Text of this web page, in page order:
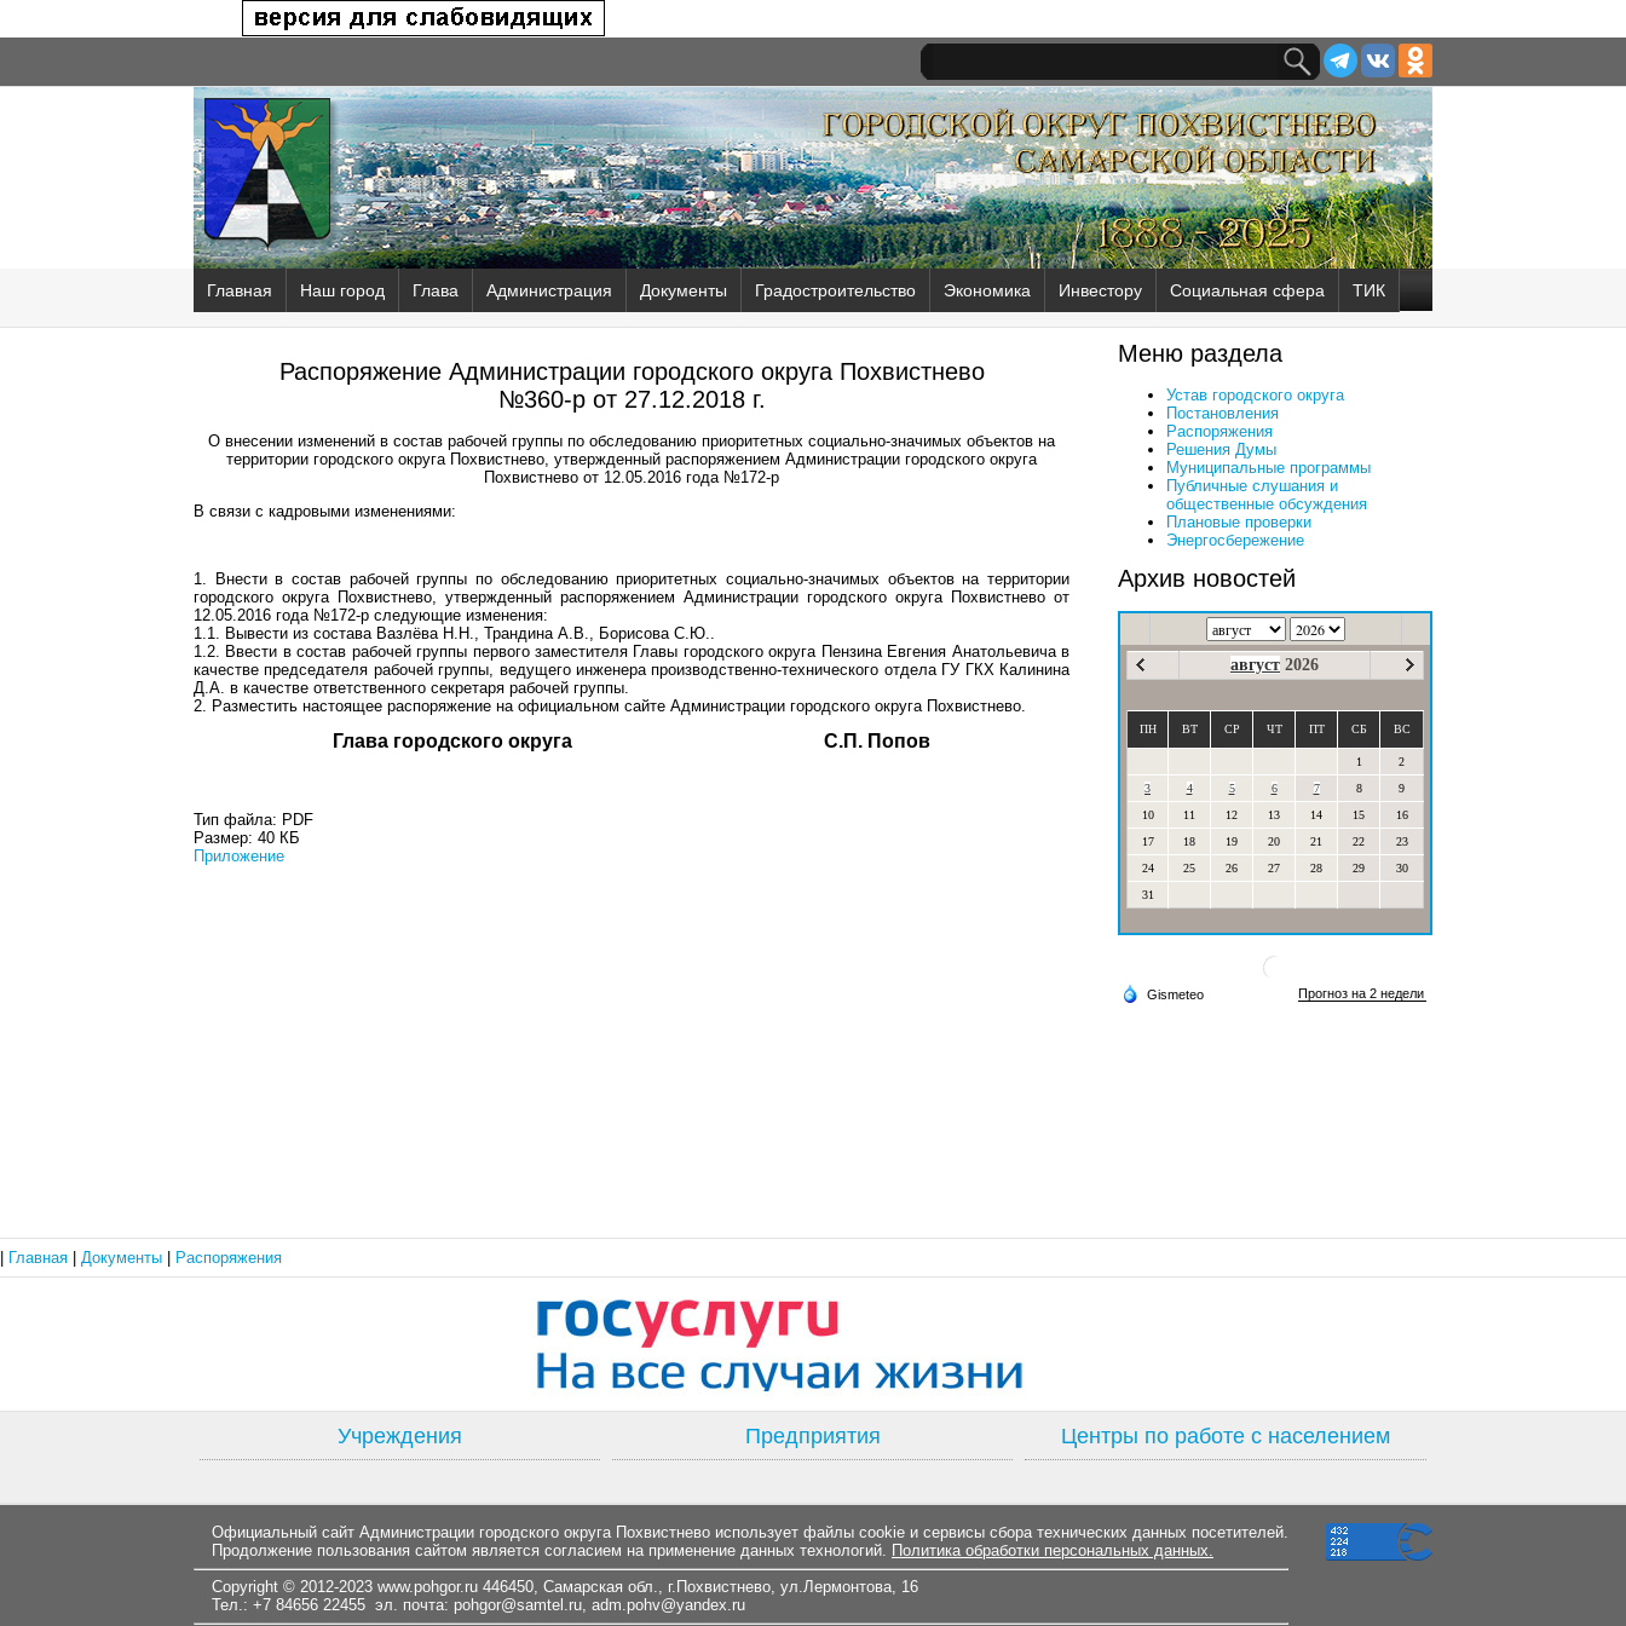
Главная Наш город Глава Администрация Документы Градостроительство Экономика Инвестору Социальная сфера ТИК
Распоряжение Администрации городского округа Похвистнево
№360-р от 27.12.2018 г.
О внесении изменений в состав рабочей группы по обследованию приоритетных социально-значимых объектов на
территории городского округа Похвистнево, утвержденный распоряжением Администрации городского округа
Похвистнево от 12.05.2016 года №172-р
В связи с кадровыми изменениями:
1. Внести в состав рабочей группы по обследованию приоритетных социально-значимых объектов на территории
городского округа Похвистнево, утвержденный распоряжением Администрации городского округа Похвистнево от
12.05.2016 года №172-р следующие изменения:
1.1. Вывести из состава Вазлёва Н.Н., Трандина А.В., Борисова С.Ю..
1.2. Ввести в состав рабочей группы первого заместителя Главы городского округа Пензина Евгения Анатольевича в
качестве председателя рабочей группы, ведущего инженера производственно-технического отдела ГУ ГКХ Калинина
Д.А. в качестве ответственного секретаря рабочей группы.
2. Разместить настоящее распоряжение на официальном сайте Администрации городского округа Похвистнево.
Глава городского округа С.П. Попов
Тип файла: PDF
Размер: 40 КБ
Приложение
Меню раздела
Устав городского округа
Постановления
Распоряжения
Решения Думы
Муниципальные программы
Публичные слушания и
общественные обсуждения
Плановые проверки
Энергосбережение
Архив новостей
август 2026
ПН ВТ СР ЧТ ПТ СБ ВС
1
2
3
4 5 6 7 8
9
10
11 12 13 14 15
16
17
18 19 20 21 22
23
24
25 26 27 28 29
30
31
Главная Документы Распоряжения
Учреждения Предприятия Центры по работе с населением
Официальный сайт Администрации городского округа Похвистнево использует файлы cookie и сервисы сбора технических данных посетителей.
Продолжение пользования сайтом является согласием на применение данных технологий. Политика обработки персональных данных.
Copyright © 2012-2023 www.pohgor.ru 446450, Самарская обл., г.Похвистнево, ул.Лермонтова, 16
Тел.: +7 84656 22455 эл. почта: pohgor@samtel.ru, adm.pohv@yandex.ru